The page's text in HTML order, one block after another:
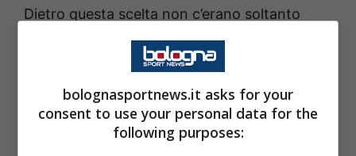
Dietro questa scelta non c’erano soltanto
motivazioni tecniche. La dirigenza bavarese
aveva bisogno di alleggerire il monte ingaggi
e recuperare parte dell’investimento fatto sul
colombiano. Così il profilo di Coman è
diventato improvvisamente quello perfetto
bolognasportnews.it asks for your
consent to use your personal data for the
following purposes: